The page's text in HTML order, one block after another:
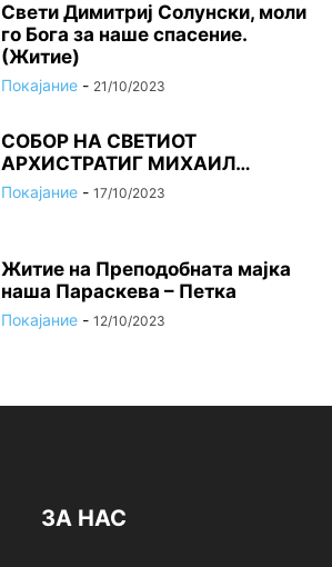
Свети Димитриј Солунски, моли
го Бога за наше спасение.
(Житие)
Покајание - 21/10/2023
СОБОР НА СВЕТИОТ
АРХИСТРАТИГ МИХАИЛ…
Покајание - 17/10/2023
Житие на Преподобната мајка
наша Параскева – Петка
Покајание - 12/10/2023
ЗА НАС